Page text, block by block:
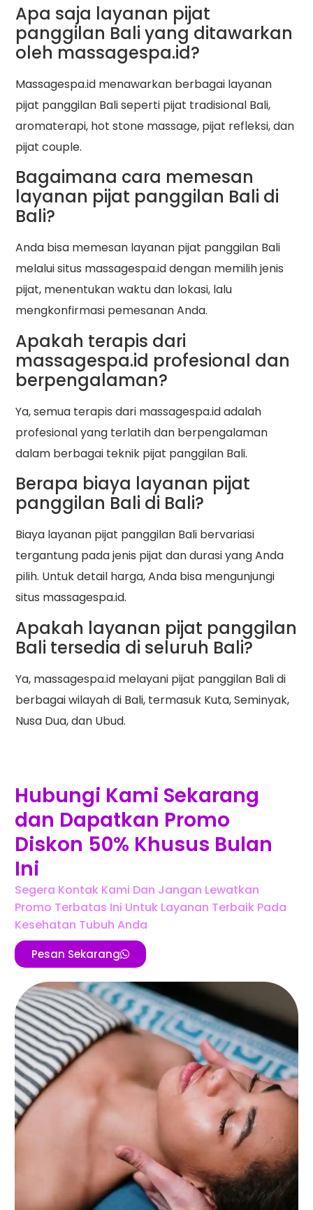
Apa saja layanan pijat
panggilan Bali yang ditawarkan
oleh massagespa.id?
Massagespa.id menawarkan berbagai layanan
pijat panggilan Bali seperti pijat tradisional Bali,
aromaterapi, hot stone massage, pijat refleksi, dan
pijat couple.
Bagaimana cara memesan
layanan pijat panggilan Bali di
Bali?
Anda bisa memesan layanan pijat panggilan Bali
melalui situs massagespa.id dengan memilih jenis
pijat, menentukan waktu dan lokasi, lalu
mengkonfirmasi pemesanan Anda.
Apakah terapis dari
massagespa.id profesional dan
berpengalaman?
Ya, semua terapis dari massagespa.id adalah
profesional yang terlatih dan berpengalaman
dalam berbagai teknik pijat panggilan Bali.
Berapa biaya layanan pijat
panggilan Bali di Bali?
Biaya layanan pijat panggilan Bali bervariasi
tergantung pada jenis pijat dan durasi yang Anda
pilih. Untuk detail harga, Anda bisa mengunjungi
situs massagespa.id.
Apakah layanan pijat panggilan
Bali tersedia di seluruh Bali?
Ya, massagespa.id melayani pijat panggilan Bali di
berbagai wilayah di Bali, termasuk Kuta, Seminyak,
Nusa Dua, dan Ubud.
Hubungi Kami Sekarang
dan Dapatkan Promo
Diskon 50% Khusus Bulan
Ini
Segera Kontak Kami Dan Jangan Lewatkan
Promo Terbatas Ini Untuk Layanan Terbaik Pada
Kesehatan Tubuh Anda
Pesan Sekarang